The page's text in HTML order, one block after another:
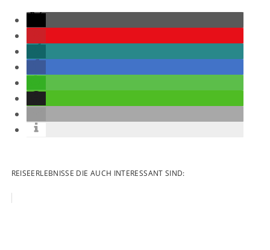
REISEERLEBNISSE DIE AUCH INTERESSANT SIND: